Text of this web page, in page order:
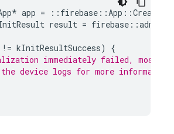
* app = :: firebase ::App ::Create
result = firebase ::admob
!= kInitResultSuccess)
{
immediately failed, most
device logs for more